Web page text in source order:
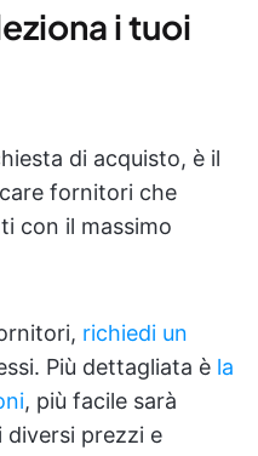
i tuoi
di acquisto, è il
fornitori che
con il massimo
richiedi un
Più dettagliata è la
, più facile sarà
prezzi e